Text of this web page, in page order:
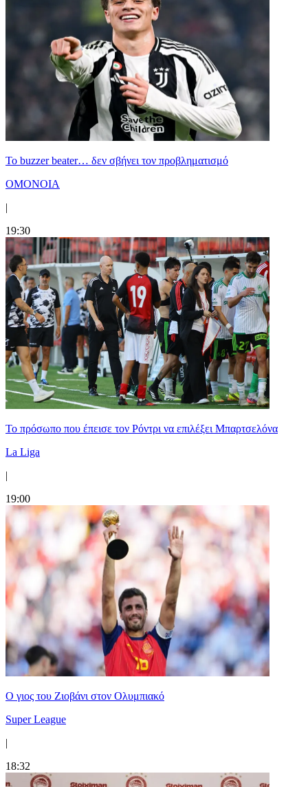
Το buzzer beater… δεν σβήνει τoν προβληματισμό
ΟΜΟΝΟΙΑ
|
19:30
Το πρόσωπο που έπεισε τον Ρόντρι να επιλέξει Μπαρτσελόνα
La Liga
|
19:00
Ο γιος του Ζιοβάνι στον Ολυμπιακό
Super League
|
18:32